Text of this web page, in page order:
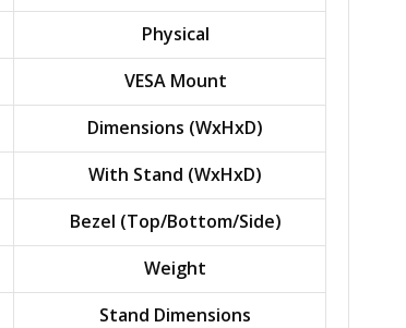
Physical
VESA Mount
Dimensions (WxHxD)
With Stand (WxHxD)
Bezel (Top/Bottom/Side)
Weight
Stand Dimensions